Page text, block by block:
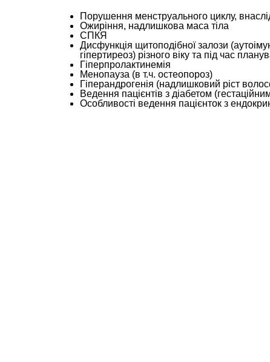
Порушення менструального циклу,
Ожиріння, надлишкова маса тіла
СПКЯ
Дисфункція щитоподібної залози
гіпертиреоз) різного віку та під час
Гіперпролактинемія
Менопауза (в т.ч. остеопороз)
Гіперандрогенія (надлишковий ріст
Ведення пацієнтів з діабетом
Особливості ведення пацієнток з